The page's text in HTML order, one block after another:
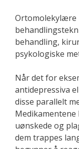
Ortomolekylære
behandling,
psykologiske
Når det for
antidepressiva
disse parallelt
uønskede og
dem trappes